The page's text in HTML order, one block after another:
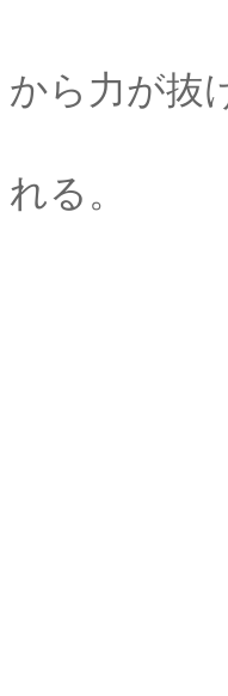
身体の
から力が抜
そのま
れる。
心のと
頭上に